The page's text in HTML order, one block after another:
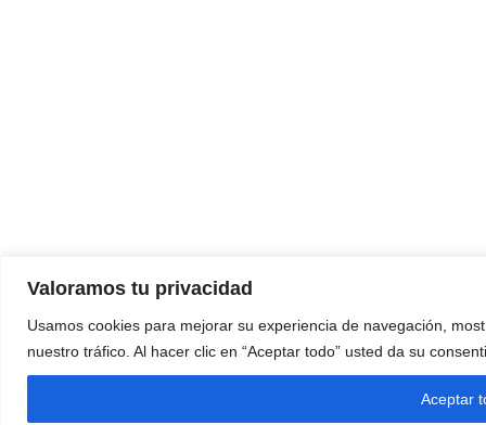
Valoramos tu privacidad
Usamos cookies para mejorar su experiencia de navegación,
nuestro tráfico. Al hacer clic en “Aceptar todo” usted da su
Aceptar